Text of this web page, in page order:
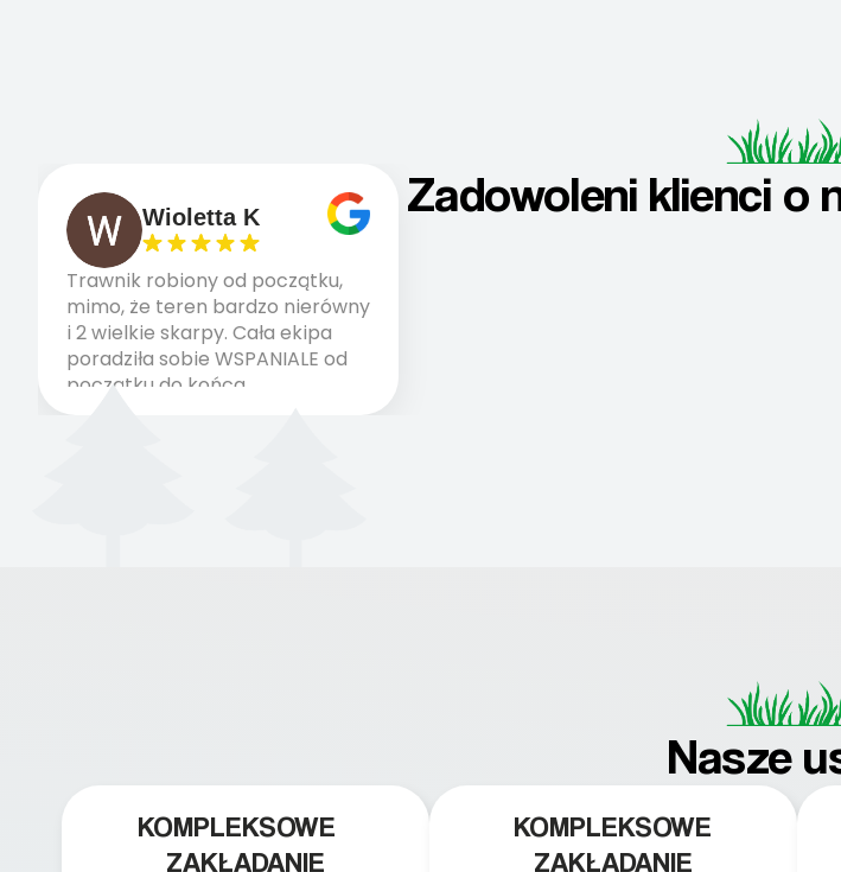
Zadowoleni klienci o
Wioletta K
Trawnik robiony od początku,
mimo, że teren bardzo nierówny
i 2 wielkie skarpy. Cała ekipa
poradziła sobie WSPANIALE od
początku do końca,
profesionalny sprzęt, panowie
Nasze
KOMPLEKSOWE
ZAKŁADANIE
KOMPLEKSOWE
ZAKŁADANIE